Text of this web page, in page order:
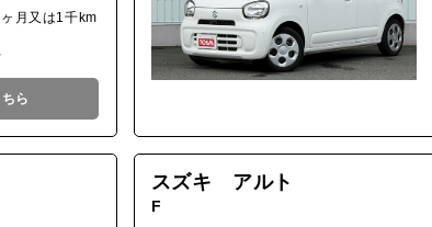
月又は1千km
ら
スズキ アルト
F